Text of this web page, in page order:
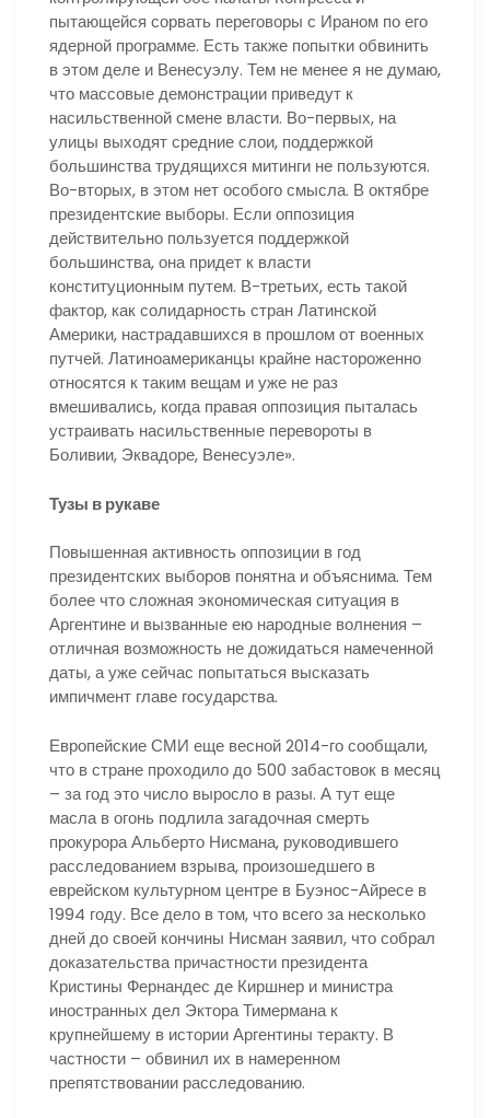
пытающейся сорвать переговоры с Ираном по его
ядерной программе. Есть также попытки обвинить
в этом деле и Венесуэлу. Тем не менее я не думаю,
что массовые демонстрации приведут к
насильственной смене власти. Во-первых, на
улицы выходят средние слои, поддержкой
большинства трудящихся митинги не пользуются.
Во-вторых, в этом нет особого смысла. В октябре
президентские выборы. Если оппозиция
действительно пользуется поддержкой
большинства, она придет к власти
конституционным путем. В-третьих, есть такой
фактор, как солидарность стран Латинской
Америки, настрадавшихся в прошлом от военных
путчей. Латиноамериканцы крайне настороженно
относятся к таким вещам и уже не раз
вмешивались, когда правая оппозиция пыталась
устраивать насильственные перевороты в
Боливии, Эквадоре, Венесуэле».
Тузы в рукаве
Повышенная активность оппозиции в год
президентских выборов понятна и объяснима. Тем
более что сложная экономическая ситуация в
Аргентине и вызванные ею народные волнения –
отличная возможность не дожидаться намеченной
даты, а уже сейчас попытаться высказать
импичмент главе государства.
Европейские СМИ еще весной 2014-го сообщали,
что в стране проходило до 500 забастовок в месяц
– за год это число выросло в разы. А тут еще
масла в огонь подлила загадочная смерть
прокурора Альберто Нисмана, руководившего
расследованием взрыва, произошедшего в
еврейском культурном центре в Буэнос-Айресе в
1994 году. Все дело в том, что всего за несколько
дней до своей кончины Нисман заявил, что собрал
доказательства причастности президента
Кристины Фернандес де Киршнер и министра
иностранных дел Эктора Тимермана к
крупнейшему в истории Аргентины теракту. В
частности – обвинил их в намеренном
препятствовании расследованию.